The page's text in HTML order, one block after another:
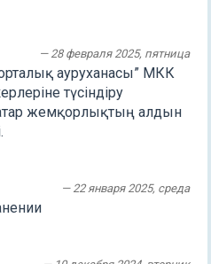
— 28 февраля 2025, пятница
ауруханасы” МКК
түсіндіру
жемқорлықтың алдын
— 22 января 2025, среда